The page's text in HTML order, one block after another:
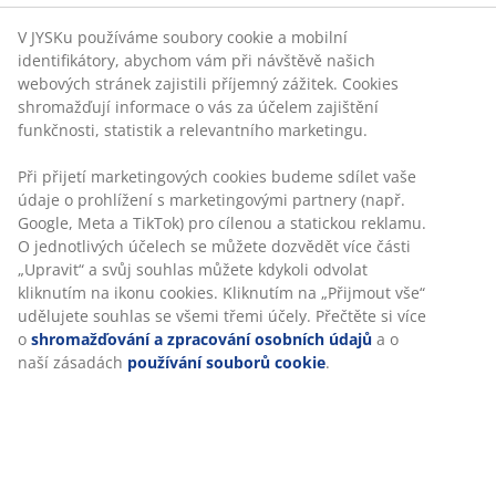
V JYSKu používáme soubory cookie a mobilní
identifikátory, abychom vám při návštěvě našich
webových stránek zajistili příjemný zážitek. Cookies
shromažďují informace o vás za účelem zajištění
funkčnosti, statistik a relevantního marketingu.
Při přijetí marketingových cookies budeme sdílet vaše
údaje o prohlížení s marketingovými partnery (např.
Google, Meta a TikTok) pro cílenou a statickou reklamu.
O jednotlivých účelech se můžete dozvědět více části
„Upravit“ a svůj souhlas můžete kdykoli odvolat
kliknutím na ikonu cookies. Kliknutím na „Přijmout vše“
udělujete souhlas se všemi třemi účely. Přečtěte si více
o shromažďování a zpracování osobních údajů a o
naší zásadách používání souborů cookie.